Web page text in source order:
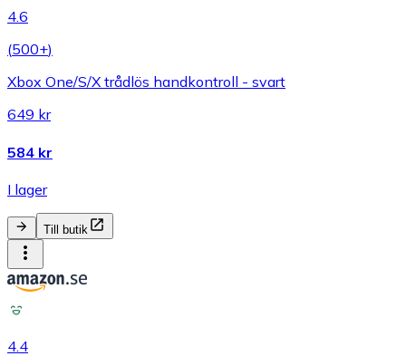
4.6
(500+)
Xbox One/S/X trådlös handkontroll - svart
649 kr
584 kr
I lager
Till butik
4.4